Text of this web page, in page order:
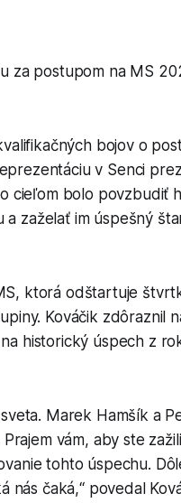
za postupom na MS
bojov o
v Senci
cieľom bolo povzbudiť
a zaželať im úspešný
ktorá odštartuje
Kováčik zdôraznil
historický úspech z
Marek Hamšík a
vám, aby ste
tohto úspechu.
nás čaká,“ povedal